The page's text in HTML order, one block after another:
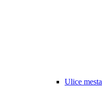
Ulice mesta